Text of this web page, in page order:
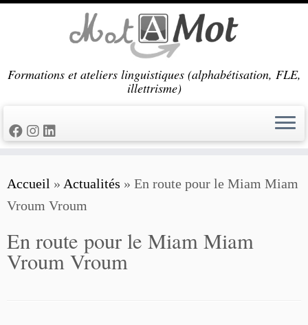
Formations et ateliers linguistiques (alphabétisation, FLE,
illettrisme)
Accueil » Actualités » En route pour le Miam Miam
Vroum Vroum
En route pour le Miam Miam
Vroum Vroum